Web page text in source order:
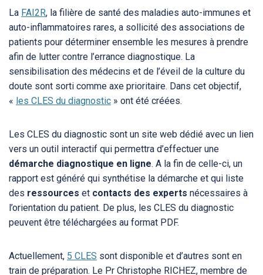
La FAI2R, la filière de santé des maladies auto-immunes et
auto-inflammatoires rares, a sollicité des associations de
patients pour déterminer ensemble les mesures à prendre
afin de lutter contre l’errance diagnostique. La
sensibilisation des médecins et de l’éveil de la culture du
doute sont sorti comme axe prioritaire. Dans cet objectif,
« les CLES du diagnostic » ont été créées.
Les CLES du diagnostic sont un site web dédié avec un lien
vers un outil interactif qui permettra d’effectuer une
démarche diagnostique en ligne. A la fin de celle-ci, un
rapport est généré qui synthétise la démarche et qui liste
des ressources et contacts des experts nécessaires à
l’orientation du patient. De plus, les CLES du diagnostic
peuvent être téléchargées au format PDF.
Actuellement, 5 CLES sont disponible et d’autres sont en
train de préparation. Le Pr Christophe RICHEZ, membre de